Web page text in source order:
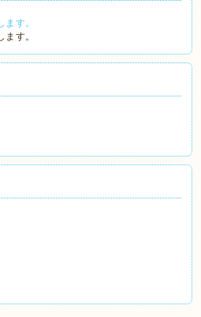
す。
す。